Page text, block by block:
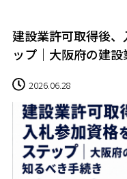
建設業許可取得後
ップ｜大阪府の建
2026.06.28